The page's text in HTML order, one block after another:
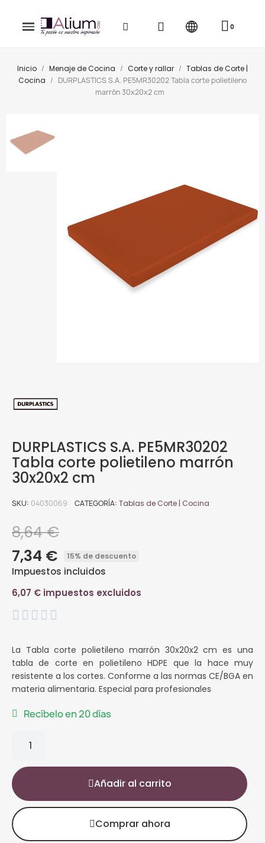
Inicio Menaje de Cocina Corte y rallar
Tablas de Corte |
Cocina
DURPLASTICS S.A. PE5MR30202 Tabla corte polietileno
marrón 30x20x2 cm
DURPLASTICS S.A. PE5MR30202
Tabla corte polietileno marrón
30x20x2 cm
SKU 04030069 CATEGORÍA Tablas de Corte | Cocina
8,64 €
7,34 €
15% de descuento
Impuestos incluidos
6,07 € impuestos excluidos
    
La Tabla corte polietileno marrón 30x20x2 cm es una
tabla de corte en polietileno HDPE que la hace muy
resistente a los cortes. Conforme a las normas CE/BGA en
materia alimentaria. Especial para profesionales
Recíbelo en 20 días
Añadir al carrito
Comprar ahora